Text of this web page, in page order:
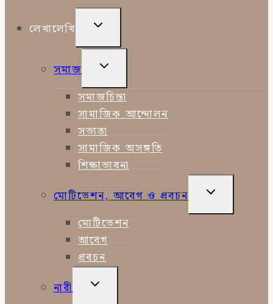
লেখালেখি
TOGGLE
MENU
সমাজ
TOGGLE
MENU
সমাজচিন্তা
সামাজিক আন্দোলন
সভ্যতা
সামাজিক অসঙ্গতি
শিক্ষাভাবনা
মোটিভেশন, আবেগ ও প্রবচন
TOGGLE
মোটিভেশন
আবেগ
প্রবচন
নারী
TOGGLE